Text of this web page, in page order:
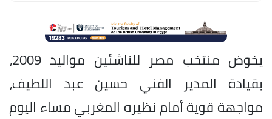
يخوض منتخب مصر للناشئين مواليد 2009،
بقيادة المدير الفني حسين عبد اللطيف،
مواجهة قوية أمام نظيره المغربي مساء اليوم